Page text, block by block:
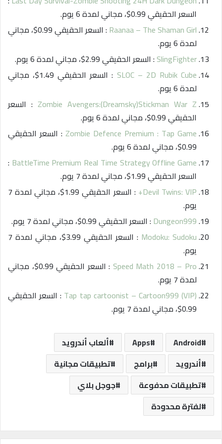
السعر الحقيقي 0.99$، مجاني لمدة 6 يوم.
Raanaa – The Shaman Girl
: السعر الحقيقي 0.99$، مجاني
لمدة 6 يوم.
SlingFighter: السعر الحقيقي 2.99$، مجاني لمدة 6 يوم.
SLOC – 2D Rubik Cube
: السعر الحقيقي 1.49$، مجاني
لمدة 6 يوم.
Zombie Avengers:(Dreamsky)Stickman War Z : السعر
الحقيقي 0.99$، مجاني لمدة 6 يوم.
Zombie Defence Premium : Tap Game : السعر الحقيقي
0.99$، مجاني لمدة 6 يوم.
BattleTime Premium Real Time Strategy Offline Game
:
السعر الحقيقي 1.99$، مجاني لمدة 7 يوم.
Devil Twins: VIP+
: السعر الحقيقي 1.99$، مجاني لمدة 7
يوم.
Dungeon999: السعر الحقيقي 0.99$، مجاني لمدة 7 يوم.
Modoku: Sudoku
: السعر الحقيقي 3.99$، مجاني لمدة 7
يوم.
Speed Math 2018 – Pro
: السعر الحقيقي 0.99$، مجاني
لمدة 7 يوم.
Tap tap cartoonist – Cartoon999 (VIP) : السعر الحقيقي
0.99$، مجاني لمدة 7 يوم.
Android
Apps
ألعاب أندرويد
أندرويد
برامج
تطبيقات مجانية
تطبيقات مدفوعة
جوجل بلاي
لفترة محدودة